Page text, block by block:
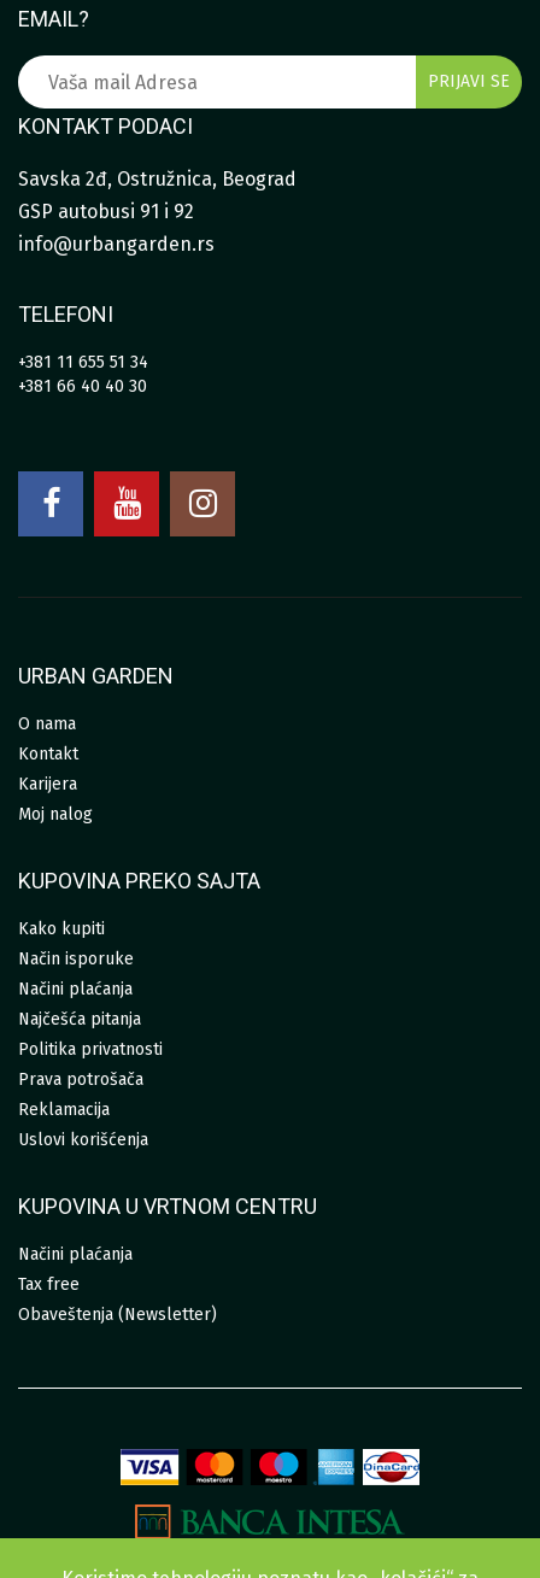
EMAIL?
KONTAKT PODACI
Savska 2đ, Ostružnica, Beograd
GSP autobusi 91 i 92
info@urbangarden.rs
TELEFONI
+381 11 655 51 34
+381 66 40 40 30
URBAN GARDEN
O nama
Kontakt
Karijera
Moj nalog
KUPOVINA PREKO SAJTA
Kako kupiti
Način isporuke
Načini plaćanja
Najčešća pitanja
Politika privatnosti
Prava potrošača
Reklamacija
Uslovi korišćenja
KUPOVINA U VRTNOM CENTRU
Načini plaćanja
Tax free
Obaveštenja (Newsletter)